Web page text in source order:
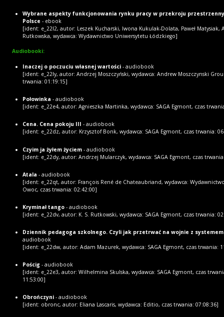
Wybrane aspekty funkcjonowania rynku pracy w przekroju
Polsce - ebook
[ident: e_22l2, autor: Leszek Kucharski, Iwona Kukulak-Dolata, Paweł Matysiak,
Rutkowska, wydawca: Wydawnictwo Uniwersytetu Łódzkiego]
Audiobooki:
Inaczej o poczuciu własnej wartości - audiobook
[ident: e_22ly, autor: Andrzej Moszczyński, wydawca: Andrew Moszczynski
trwania: 01:19:15]
Połowinka - audiobook
[ident: e_22e4, autor: Agnieszka Martinka, wydawca: SAGA Egmont, czas
Cena. Cena pokoju III - audiobook
[ident: e_22dz, autor: Krzysztof Bonk, wydawca: SAGA Egmont, czas trwania:
Czyim ja żyłem życiem- audiobook
[ident: e_22dy, autor: Andrzej Mularczyk, wydawca: SAGA Egmont, czas
Atala - audiobook
[ident: e_22qt, autor: François René de Chateaubriand, wydawca:
Owoc, czas trwania: 02:42:00]
Kryminał tango- audiobook
[ident: e_22dv, autor: K. S. Rutkowski, wydawca: SAGA Egmont, czas trwania:
Dziennik pedagoga szkolnego. Czyli jak przetrwać na wojnie z systemem
audiobook
[ident: e_22dw, autor: Adam Mazurek, wydawca: SAGA Egmont, czas trwania:
Pościg - audiobook
[ident: e_22e3, autor: Wilhelmina Skulska, wydawca: SAGA Egmont, czas
11:53:00]
Obrończyni - audiobook
[ident: obronc, autor: Eliana Lascaris, wydawca: Editio, czas trwania: 07:08:36]